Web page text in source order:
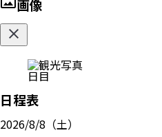
画像
日目
日程表
2026/8/8（土）